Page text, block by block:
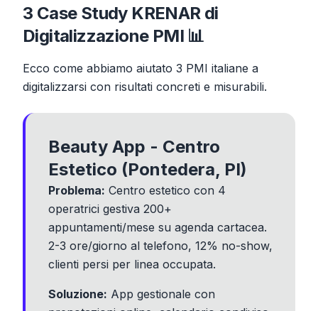
3 Case Study KRENAR di
Digitalizzazione PMI 📊
Ecco come abbiamo aiutato 3 PMI italiane a
digitalizzarsi con risultati concreti e misurabili.
Beauty App - Centro
Estetico (Pontedera, PI)
Problema: Centro estetico con 4
operatrici gestiva 200+
appuntamenti/mese su agenda cartacea.
2-3 ore/giorno al telefono, 12% no-show,
clienti persi per linea occupata.
Soluzione: App gestionale con